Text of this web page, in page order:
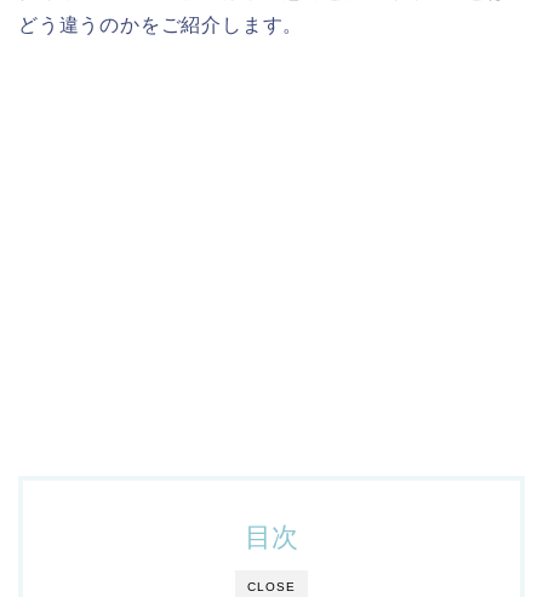
どう違うのかをご紹介します。
CLOSE
目次